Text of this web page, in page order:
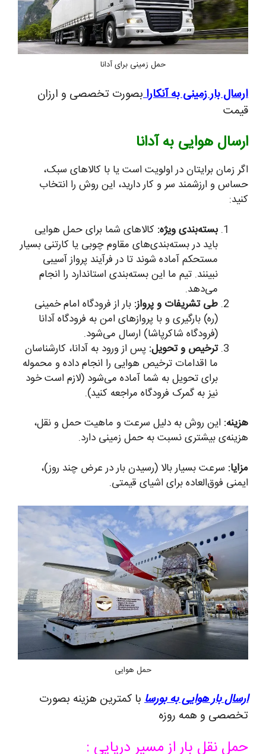
حمل زمینی برای آدانا
ارسال بار زمینی به آنکارا بصورت تخصصی و ارزان
قیمت
ارسال هوایی به آدانا
اگر زمان برایتان در اولویت است یا با کالاهای سبک،
حساس و ارزشمند سر و کار دارید، این روش را انتخاب
کنید:
بسته‌بندی ویژه: کالاهای شما برای حمل هوایی
باید در بسته‌بندی‌های مقاوم چوبی یا کارتنی بسیار
مستحکم آماده شوند تا در فرآیند پرواز آسیبی
نبینند. تیم ما این بسته‌بندی استاندارد را انجام
می‌دهد.
طی تشریفات و پرواز: بار از فرودگاه امام خمینی
(ره) بارگیری و با پروازهای امن به فرودگاه آدانا
(فرودگاه شاکرپاشا) ارسال می‌شود.
ترخیص و تحویل: پس از ورود به آدانا، کارشناسان
ما اقدامات ترخیص هوایی را انجام داده و محموله
برای تحویل به شما آماده می‌شود (لازم است خود
نیز به گمرک فرودگاه مراجعه کنید).
هزینه: این روش به دلیل سرعت و ماهیت حمل و نقل،
هزینه‌ی بیشتری نسبت به حمل زمینی دارد.
مزایا: سرعت بسیار بالا (رسیدن بار در عرض چند روز)،
ایمنی فوق‌العاده برای اشیای قیمتی.
حمل هوایی
ارسال بار هوایی به بورسا با کمترین هزینه بصورت
تخصصی و همه روزه
حمل نقل بار از مسیر دریایی :